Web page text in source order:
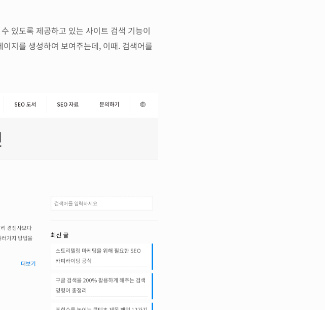
있도록 제공하고 있는 사이트 검색 기능이
지를 생성하여 보여주는데, 이때. 검색어를